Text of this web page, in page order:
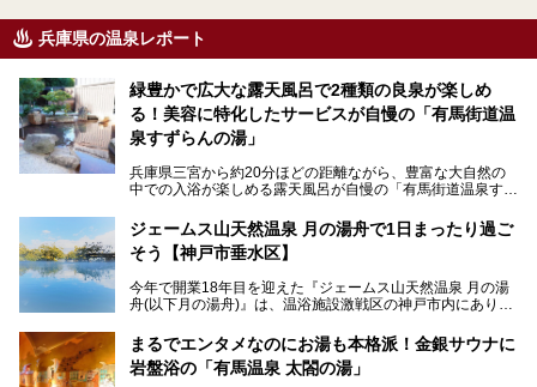
兵庫県の温泉レポート
緑豊かで広大な露天風呂で2種類の良泉が楽しめ
る！美容に特化したサービスが自慢の「有馬街道温
泉すずらんの湯」
兵庫県三宮から約20分ほどの距離ながら、豊富な大自然の
中での入浴が楽しめる露天風呂が自慢の「有馬街道温泉すず
ジェームス山天然温泉 月の湯舟で1日まったり過ご
そう【神戸市垂水区】
今年で開業18年目を迎えた『ジェームス山天然温泉 月の湯
舟(以下月の湯舟)』は、温浴施設激戦区の神戸市内にありま
まるでエンタメなのにお湯も本格派！金銀サウナに
岩盤浴の「有馬温泉 太閤の湯」